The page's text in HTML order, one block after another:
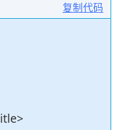
复制代码